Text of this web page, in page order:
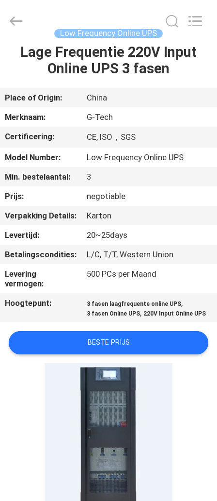
THUIS
OVER
ONS
FABRIEKSTOCHT
KWALITEITSCONTROLE
NEEM
CONTACT
MET
ONS
OP
VRAAG
PRIVACYBELEID
POWER
GROUP.
Reserved.
Low Frequency Online UPS
Lage Frequentie 220V Input
Online UPS 3 fasen
Place of Origin:
China
Merknaam:
G-Tech
Certificering:
CE, ISO，SGS
Model Number:
Low Frequency Online UPS
Min. bestelaantal:
3
Prijs:
negotiable
Verpakking Details:
Karton
Levertijd:
20~25days
Betalingscondities:
L/C, T/T, Western Union
Levering
vermogen:
500 PCs per Maand
Hoogtepunt: 3 fasen laagfrequente online UPS,
3 fasen Online UPS, 220V Input Online UPS
BESTE PRIJS